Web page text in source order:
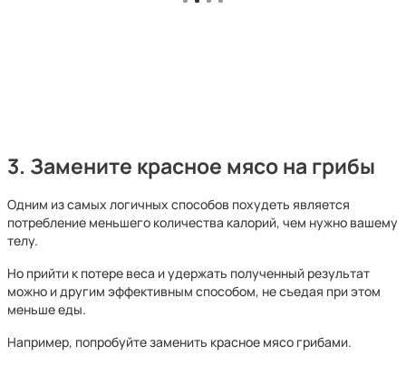
3. Замените красное мясо на грибы
Одним из самых логичных способов похудеть является
потребление меньшего количества калорий, чем нужно вашему
телу.
Но прийти к потере веса и удержать полученный результат
можно и другим эффективным способом, не съедая при этом
меньше еды.
Например, попробуйте заменить красное мясо грибами.